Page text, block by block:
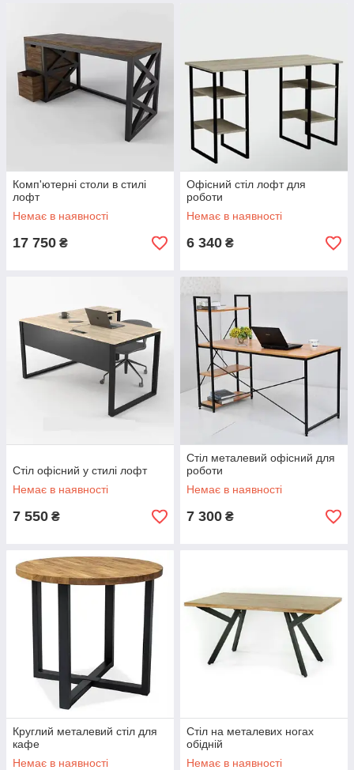
Комп'ютерні столи в стилі
лофт
Немає в наявності
17 750 ₴
Офісний стіл лофт для
роботи
Немає в наявності
6 340 ₴
Стіл офісний у стилі лофт
Немає в наявності
7 550 ₴
Стіл металевий офісний для
роботи
Немає в наявності
7 300 ₴
Круглий металевий стіл для
кафе
Немає в наявності
Стіл на металевих ногах
обідній
Немає в наявності